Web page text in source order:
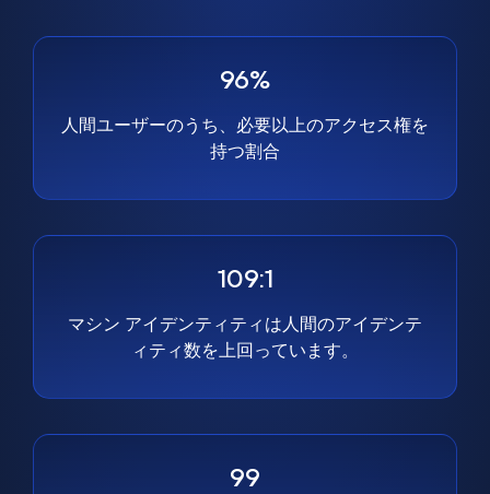
96%
人間ユーザーのうち、必要以上のアクセス権を
持つ割合
109:1
マシン アイデンティティは人間のアイデンテ
ィティ数を上回っています。
99